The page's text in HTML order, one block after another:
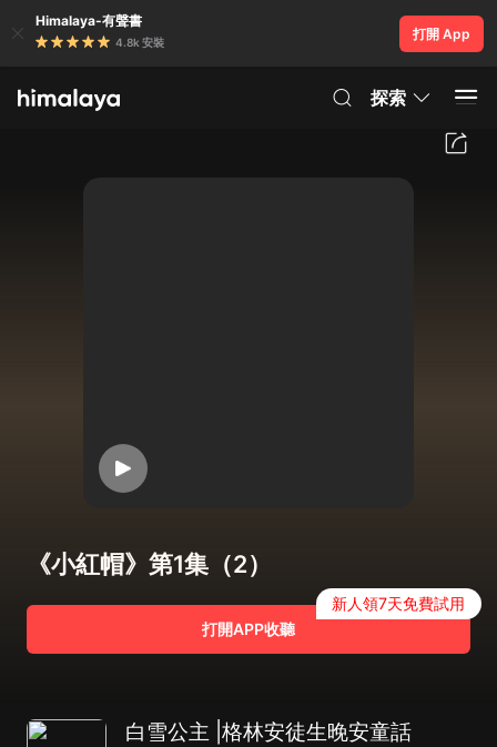
Himalaya-有聲書
4.8k 安裝
打開 App
探索
《小紅帽》第1集（2）
打開APP收聽
新人領7天免費試用
白雪公主 |格林安徒生晚安童話